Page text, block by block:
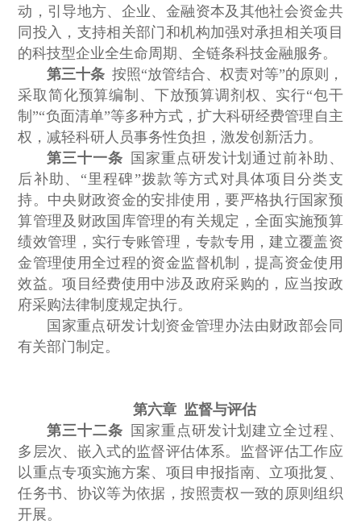
动，引导地方、企业、金融资本及其他社会资金共
同投入，支持相关部门和机构加强对承担相关项目
的科技型企业全生命周期、全链条科技金融服务。
第三十条 按照“放管结合、权责对等”的原则，
采取简化预算编制、下放预算调剂权、实行“包干
制”“负面清单”等多种方式，扩大科研经费管理自主
权，减轻科研人员事务性负担，激发创新活力。
第三十一条 国家重点研发计划通过前补助、
后补助、“里程碑”拨款等方式对具体项目分类支
持。中央财政资金的安排使用，要严格执行国家预
算管理及财政国库管理的有关规定，全面实施预算
绩效管理，实行专账管理，专款专用，建立覆盖资
金管理使用全过程的资金监督机制，提高资金使用
效益。项目经费使用中涉及政府采购的，应当按政
府采购法律制度规定执行。
国家重点研发计划资金管理办法由财政部会同
有关部门制定。
第六章 监督与评估
第三十二条 国家重点研发计划建立全过程、
多层次、嵌入式的监督评估体系。监督评估工作应
以重点专项实施方案、项目申报指南、立项批复、
任务书、协议等为依据，按照责权一致的原则组织
开展。